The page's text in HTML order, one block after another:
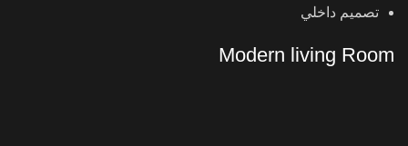
تصميم داخلي
Modern living Room